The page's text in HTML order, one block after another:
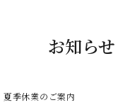
お知らせ
夏季休業のご案内